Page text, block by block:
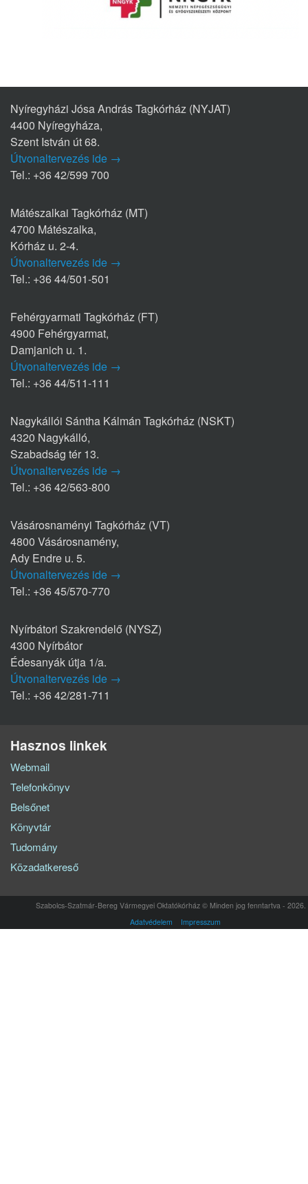
Nyíregyházi Jósa András Tagkórház (NYJAT)
4400 Nyíregyháza,
Szent István út 68.
Útvonaltervezés ide →
Tel.: +36 42/599 700
Mátészalkai Tagkórház (MT)
4700 Mátészalka,
Kórház u. 2-4.
Útvonaltervezés ide →
Tel.: +36 44/501-501
Fehérgyarmati Tagkórház (FT)
4900 Fehérgyarmat,
Damjanich u. 1.
Útvonaltervezés ide →
Tel.: +36 44/511-111
Nagykállói Sántha Kálmán Tagkórház (NSKT)
4320 Nagykálló,
Szabadság tér 13.
Útvonaltervezés ide →
Tel.: +36 42/563-800
Vásárosnaményi Tagkórház (VT)
4800 Vásárosnamény,
Ady Endre u. 5.
Útvonaltervezés ide →
Tel.: +36 45/570-770
Nyírbátori Szakrendelő (NYSZ)
4300 Nyírbátor
Édesanyák útja 1/a.
Útvonaltervezés ide →
Tel.: +36 42/281-711
Hasznos linkek
Webmail
Telefonkönyv
Belsőnet
Könyvtár
Tudomány
Közadatkereső
Szabolcs-Szatmár-Bereg Vármegyei Oktatókórház © Minden jog fenntartva - 2026.
Adatvédelem
Impresszum